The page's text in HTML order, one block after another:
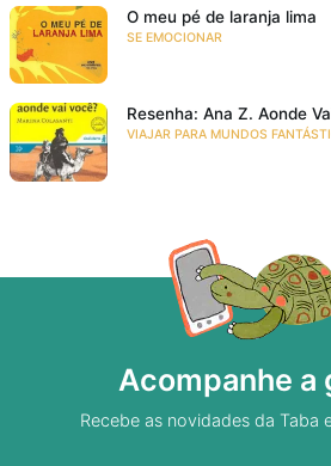
O meu pé de laranja lima
SE EMOCIONAR
Resenha: Ana Z. Aonde
VIAJAR PARA MUNDOS
Acompanhe a
Recebe as novidades da Taba